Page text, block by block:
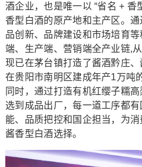
酒企业，也是唯一以 “省名 + 香
香型白酒的原产地和主产区。
品创新、品牌建设和市场培育
端、生产端、营销端全产业链,
现已在茅台镇打造了酱酒黔庄、
在贵阳市南明区建成年产1万吨
同时，通过打造有机红缨子糯
选到成品出厂，每一道工序都
能、品质把控和国企担当，为
酱香型白酒选择。